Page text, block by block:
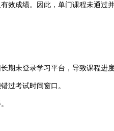
成绩。因此，单门课程未通过
未登录学习平台，导致课程进度
过考试时间窗口。